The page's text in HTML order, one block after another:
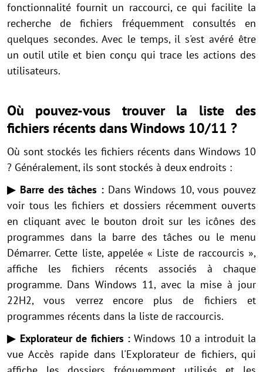
fonctionnalité fournit un raccourci, ce qui facilite la
recherche de fichiers fréquemment consultés en
quelques secondes. Avec le temps, il s'est avéré être
un outil utile et bien conçu qui trace les actions des
utilisateurs.
Où pouvez-vous trouver la liste des
fichiers récents dans Windows 10/11 ?
Où sont stockés les fichiers récents dans Windows 10
? Généralement, ils sont stockés à deux endroits :
▶ Barre des tâches : Dans Windows 10, vous pouvez
voir tous les fichiers et dossiers récemment ouverts
en cliquant avec le bouton droit sur les icônes des
programmes dans la barre des tâches ou le menu
Démarrer. Cette liste, appelée « Liste de raccourcis »,
affiche les fichiers récents associés à chaque
programme. Dans Windows 11, avec la mise à jour
22H2, vous verrez encore plus de fichiers et
programmes récents dans la liste de raccourcis.
▶ Explorateur de fichiers :Windows 10 a introduit la
vue Accès rapide dans l'Explorateur de fichiers, qui